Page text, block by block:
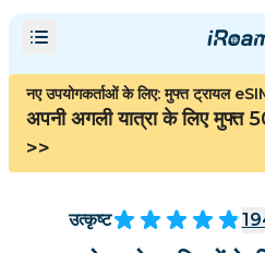
नए उपयोगकर्ताओं के लिए: मुफ्त ट्रायल
अपनी अगली यात्रा के लिए मुफ्त
>>
उत्कृष्ट